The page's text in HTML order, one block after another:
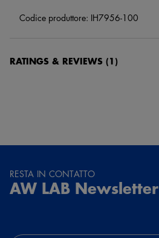
Codice produttore: IH7956-100
RATINGS & REVIEWS (1)
RESTA IN CONTATTO
AW LAB Newsletter